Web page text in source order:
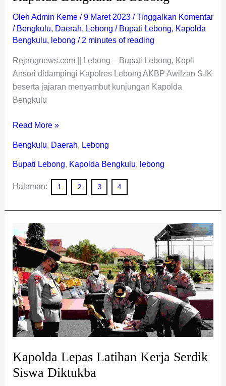
Oleh Admin Keme /9 Maret 2023 /Tinggalkan Komentar
/ Bengkulu, Daerah, Lebong / Bupati Lebong, Kapolda
Bengkulu, lebong / 2 minutes of reading
Rejangnews.com || Lebong – Bupati Lebong, Kopli
Ansori didampingi Kapolres Lebong AKBP Awilzan S.IK
beserta jajaran menyambut kunjungan Kapolda
Bengkulu
Read More »
Bengkulu, Daerah, Lebong
Bupati Lebong, Kapolda Bengkulu, lebong
Halaman: 1 2 3 4
Kapolda Lepas Latihan Kerja Serdik
Siswa Diktukba
Kapolda
Lepas
Latihan
Kerja
Serdik
Siswa
Diktukba